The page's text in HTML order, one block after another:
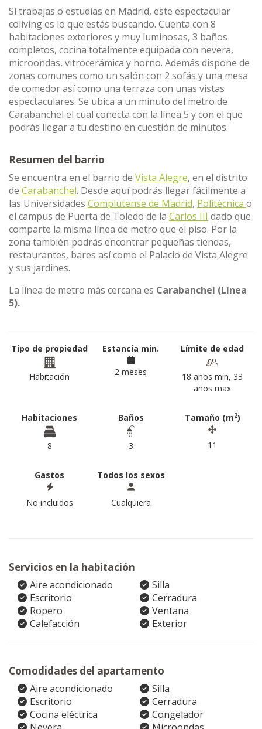
Sí trabajas o estudias en Madrid, este espectacular
coliving es lo que estás buscando. Cuenta con 8
habitaciones exteriores y muy luminosas, 3 baños
completos, cocina totalmente equipada con nevera,
microondas, vitrocerámica y horno. Además dispone de
zonas comunes como un salón con 2 sofás y una mesa
de comedor así como una terraza con unas vistas
espectaculares. Se ubica a un minuto del metro de
Carabanchel el cual conecta con la línea 5 y con el que
podrás llegar a tu destino en cuestión de minutos.
Resumen del barrio
Se encuentra en el barrio de Vista Alegre, en el distrito
de Carabanchel. Desde aquí podrás llegar fácilmente a
las Universidades Complutense de Madrid, Politécnica o
el campus de Puerta de Toledo de la Carlos III dado que
comparte la misma línea de metro que el piso. Por la
zona también podrás encontrar pequeñas tiendas,
restaurantes, bares así como el Palacio de Vista Alegre
y sus jardines.
La línea de metro más cercana es Carabanchel (Línea
5).
Tipo de propiedad
Habitación
Estancia min.
2 meses
Límite de edad
18 años min, 33
años max
Habitaciones
8
Baños
3
Tamaño (m2)
11
Gastos
No incluidos
Todos los sexos
Cualquiera
Servicios en la habitación
Aire acondicionado
Silla
Escritorio
Cerradura
Ropero
Ventana
Calefacción
Exterior
Comodidades del apartamento
Aire acondicionado
Silla
Escritorio
Cerradura
Cocina eléctrica
Congelador